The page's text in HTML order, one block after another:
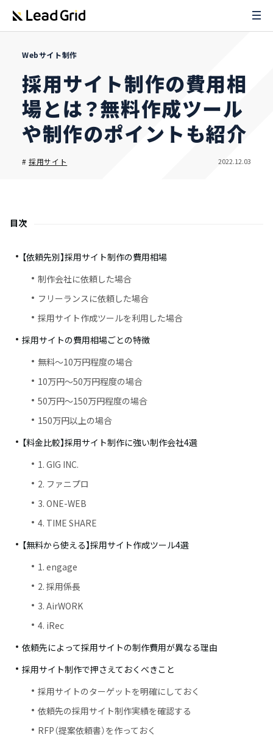
Webサイト制作
採用サイト制作の費用相
場とは？無料作成ツール
や制作のポイントも紹介
#採用サイト 2022.12.03
目次
【依頼先別】採用サイト制作の費用相場
制作会社に依頼した場合
フリーランスに依頼した場合
採用サイト作成ツールを利用した場合
採用サイトの費用相場ごとの特徴
無料～10万円程度の場合
10万円〜50万円程度の場合
50万円〜150万円程度の場合
150万円以上の場合
【料金比較】採用サイト制作に強い制作会社4選
1. GIG INC.
2. ファニプロ
3. ONE-WEB
4. TIME SHARE
【無料から使える】採用サイト作成ツール4選
1. engage
2. 採用係長
3. AirWORK
4. iRec
依頼先によって採用サイトの制作費用が異なる理由
採用サイト制作で押さえておくべきこと
採用サイトのターゲットを明確にしておく
依頼先の採用サイト制作実績を確認する
RFP（提案依頼書）を作っておく